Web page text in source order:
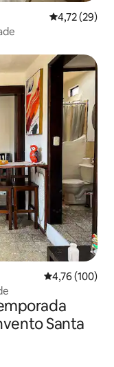
4,72 de uma
4,72 (29)
4,76 de uma
4,76 (100)
Santa